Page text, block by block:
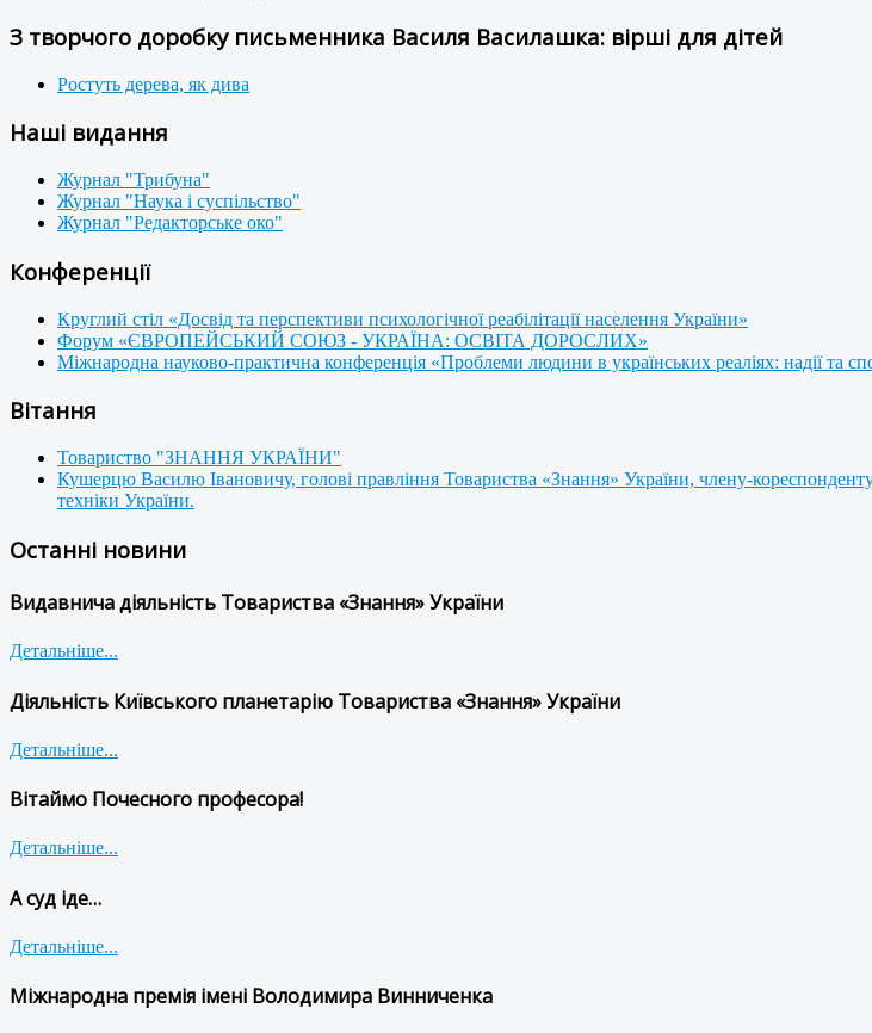
З творчого доробку письменника Василя Василашка: вірші для дітей
Ростуть дерева, як дива
Наші видання
Журнал "Трибуна"
Журнал "Наука і суспільство"
Журнал "Редакторське око"
Конференції
Круглий стіл «Досвід та перспективи психологічної реабілітації населення України»
Форум «ЄВРОПЕЙСЬКИЙ СОЮЗ - УКРАЇНА: ОСВІТА ДОРОСЛИХ»
Міжнародна науково-практична конференція «Проблеми людини в українських реаліях: надії та
Вітання
Товариство "ЗНАННЯ УКРАЇНИ"
Кушерцю Василю Івановичу, голові правління Товариства «Знання» України, члену-
техніки України.
Останні новини
Видавнича діяльність Товариства «Знання» України
Детальніше...
Діяльність Київського планетарію Товариства «Знання» України
Детальніше...
Вітаймо Почесного професора!
Детальніше...
А суд іде…
Детальніше...
Міжнародна премія імені Володимира Винниченка